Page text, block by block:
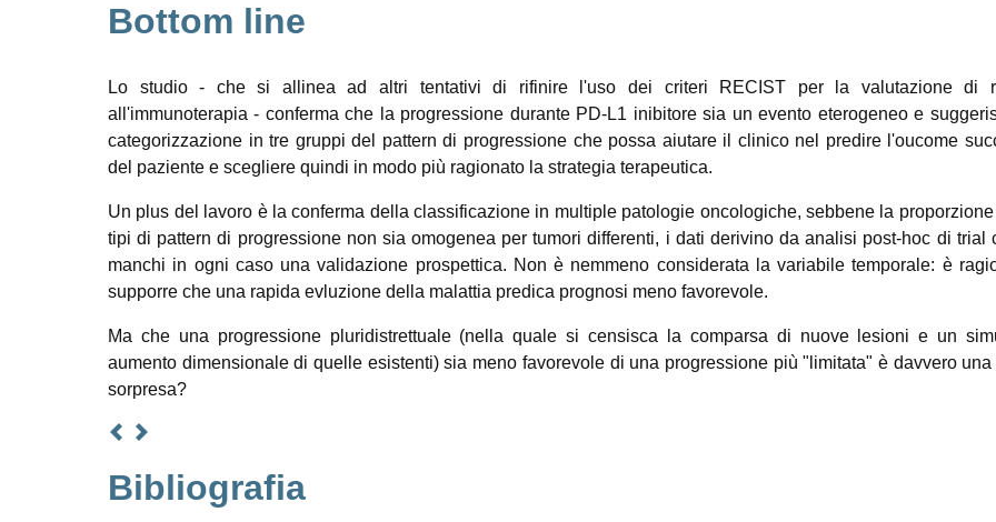
Bottom line
Lo studio - che si allinea ad altri tentativi di rifinire l'uso dei criteri RECIST per la valutazione di
all'immunoterapia - conferma che la progressione durante PD-L1 inibitore sia un evento eterogeneo e
categorizzazione in tre gruppi del pattern di progressione che possa aiutare il clinico nel predire l'oucome
del paziente e scegliere quindi in modo più ragionato la strategia terapeutica.
Un plus del lavoro è la conferma della classificazione in multiple patologie oncologiche, sebbene la
tipi di pattern di progressione non sia omogenea per tumori differenti, i dati derivino da analisi post-hoc di trial
manchi in ogni caso una validazione prospettica. Non è nemmeno considerata la variabile temporale: è
supporre che una rapida evluzione della malattia predica prognosi meno favorevole.
Ma che una progressione pluridistrettuale (nella quale si censisca la comparsa di nuove lesioni e un
aumento dimensionale di quelle esistenti) sia meno favorevole di una progressione più "limitata" è davvero una
sorpresa?
Bibliografia